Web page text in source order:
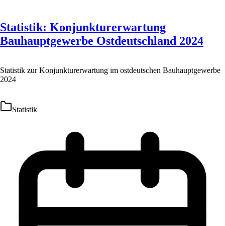
Statistik: Konjunkturerwartung
Bauhauptgewerbe Ostdeutschland 2024
Statistik zur Konjunkturerwartung im ostdeutschen Bauhauptgewerbe
2024
Statistik